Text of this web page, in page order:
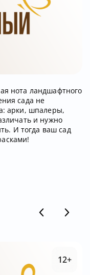
нота ландшафтного
сада не
арки, шпалеры,
и нужно
И тогда ваш сад
12+